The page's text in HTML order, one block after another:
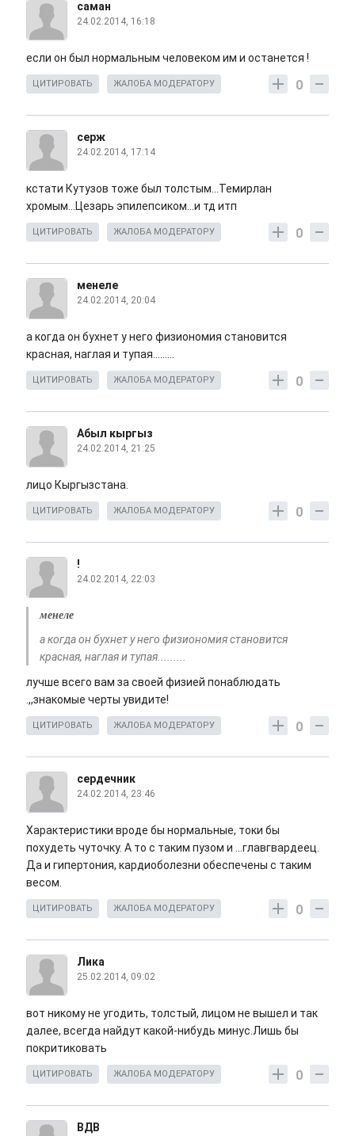
саман
24.02.2014, 16:18
если он был нормальным человеком им и останется !
0
ЦИТИРОВАТЬ ЖАЛОБА МОДЕРАТОРУ
серж
24.02.2014, 17:14
кстати Кутузов тоже был толстым...Темирлан
хромым...Цезарь эпилепсиком...и тд итп
0
ЦИТИРОВАТЬ ЖАЛОБА МОДЕРАТОРУ
менеле
24.02.2014, 20:04
а когда он бухнет у него физиономия становится
красная, наглая и тупая.........
0
ЦИТИРОВАТЬ ЖАЛОБА МОДЕРАТОРУ
Абыл кыргыз
24.02.2014, 21:25
лицо Кыргызстана.
0
ЦИТИРОВАТЬ ЖАЛОБА МОДЕРАТОРУ
!
24.02.2014, 22:03
менеле
а когда он бухнет у него физиономия становится
красная, наглая и тупая.........
лучше всего вам за своей физией понаблюдать
.,,знакомые черты увидите!
0
ЦИТИРОВАТЬ ЖАЛОБА МОДЕРАТОРУ
сердечник
24.02.2014, 23:46
Характеристики вроде бы нормальные, токи бы
похудеть чуточку. А то с таким пузом и ...главгвардеец.
Да и гипертония, кардиоболезни обеспечены с таким
весом.
0
ЦИТИРОВАТЬ ЖАЛОБА МОДЕРАТОРУ
Лика
25.02.2014, 09:02
вот никому не угодить, толстый, лицом не вышел и так
далее, всегда найдут какой-нибудь минус.Лишь бы
покритиковать
0
ЦИТИРОВАТЬ ЖАЛОБА МОДЕРАТОРУ
ВДВ